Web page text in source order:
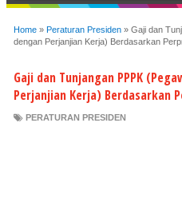
Home » Peraturan Presiden » Gaji dan
dengan Perjanjian Kerja) Berdasarkan
Gaji dan Tunjangan PPPK
Perjanjian Kerja) Berdasarkan
PERATURAN PRESIDEN